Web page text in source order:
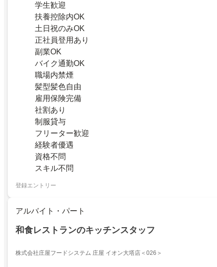
学生歓迎
扶養控除内OK
土日祝のみOK
正社員登用あり
副業OK
バイク通勤OK
職場内禁煙
髪型髪色自由
雇用保険完備
社割あり
制服貸与
フリーター歓迎
経験者優遇
資格不問
スキル不問
登録エントリー
アルバイト・パート
和食レストランのキッチンスタッフ
株式会社庄屋フードシステム 庄屋 イオン大塔店＜026＞